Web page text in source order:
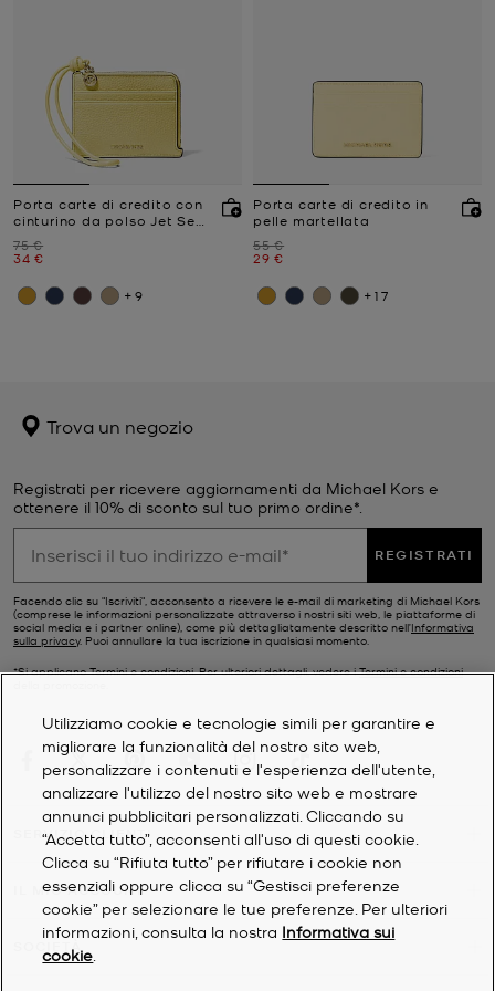
Porta carte di credito con
cinturino da polso Jet Set
Prezzo iniziale
75 €
Prezzo attuale
34 €
+9
Porta carte di credito in
pelle martellata
Prezzo iniziale
55 €
Prezzo attuale
29 €
+17
Trova un negozio
Registrati per ricevere aggiornamenti da Michael Kors e
ottenere il 10% di sconto sul tuo primo ordine*.
REGISTRATI
Facendo clic su "Iscriviti", acconsento a ricevere le e-mail di marketing di Michael Kors
(comprese le informazioni personalizzate attraverso i nostri siti web, le piattaforme di
social media e i partner online), come più dettagliatamente descritto nell’Informativa
sulla privacy. Puoi annullare la tua iscrizione in qualsiasi momento.
*Si applicano Termini e condizioni. Per ulteriori dettagli, vedere iTermini e condizioni
SERVIZIO CLIENTI
IL MIO ACCOUNT
SOCIETÀ
Utilizziamo cookie e tecnologie simili per garantire e
migliorare la funzionalità del nostro sito web,
personalizzare i contenuti e l'esperienza dell'utente,
analizzare l'utilizzo del nostro sito web e mostrare
annunci pubblicitari personalizzati. Cliccando su
“Accetta tutto”, acconsenti all'uso di questi cookie.
Clicca su “Rifiuta tutto” per rifiutare i cookie non
essenziali oppure clicca su “Gestisci preferenze
cookie” per selezionare le tue preferenze. Per ulteriori
informazioni, consulta la nostra Informativa sui
cookie